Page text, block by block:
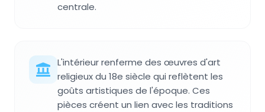
centrale.
L'intérieur renferme des œuvres d'art
religieux du 18e siècle qui reflètent les
goûts artistiques de l'époque. Ces
pièces créent un lien avec les traditions